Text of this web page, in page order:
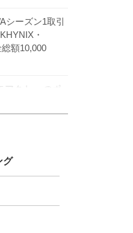
シーズン1取引
・
額10,000
アクト」 のポ
」徹底解
グ